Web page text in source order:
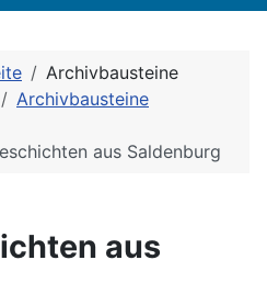
Archivbausteine
Archivbausteine
aus Saldenburg
aus